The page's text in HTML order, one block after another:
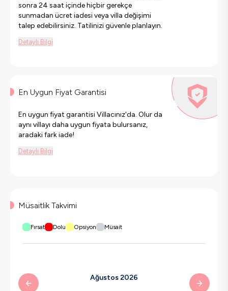
sonra 24 saat içinde hiçbir gerekçe
sunmadan ücret iadesi veya villa değişimi
talep edebilirsiniz. Tatilinizi güvenle planlayın.
Detaylı Bilgi
En Uygun Fiyat Garantisi
En uygun fiyat garantisi Villacınız'da. Olur da
aynı villayı daha uygun fiyata bulursanız,
aradaki fark iade!
Detaylı Bilgi
Müsaitlik Takvimi
Fırsat Dolu Opsiyon Müsait
Ağustos 2026